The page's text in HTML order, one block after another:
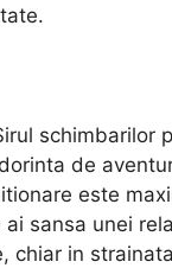
schimbarilor
de
este
ai sansa unei
chiar in